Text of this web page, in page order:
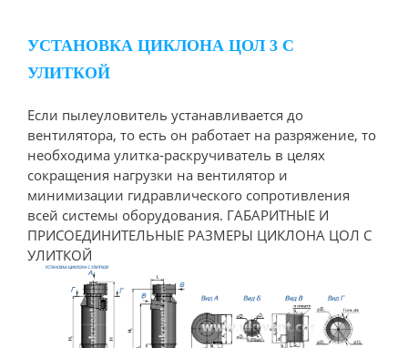
УСТАНОВКА ЦИКЛОНА ЦОЛ 3 С
УЛИТКОЙ
Если пылеуловитель устанавливается до
вентилятора, то есть он работает на разряжение, то
необходима улитка-раскручиватель в целях
сокращения нагрузки на вентилятор и
минимизации гидравлического сопротивления
всей системы оборудования. ГАБАРИТНЫЕ И
ПРИСОЕДИНИТЕЛЬНЫЕ РАЗМЕРЫ ЦИКЛОНА ЦОЛ С
УЛИТКОЙ